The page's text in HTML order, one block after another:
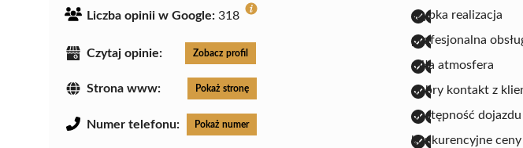
Liczba opinii w Google: 318
Czytaj opinie: Zobacz profil
Strona www: Pokaż stronę
Numer telefonu: Pokaż numer
szybka realizacja
profesjonalna
miła atmosfera
dobry kontakt z
dostępność
konkurencyjne ceny